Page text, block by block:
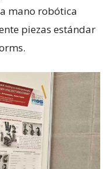
mano robótica
piezas estándar